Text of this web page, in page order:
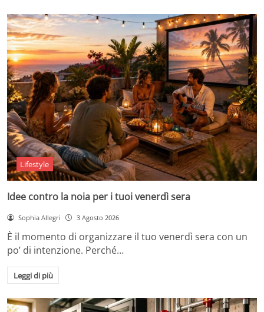
Lifestyle
Idee contro la noia per i tuoi venerdì sera
Sophia Allegri 3 Agosto 2026
È il momento di organizzare il tuo venerdì sera con un
po’ di intenzione. Perché…
Leggi di più